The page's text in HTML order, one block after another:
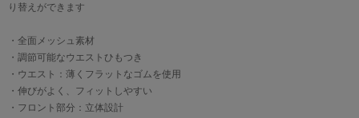
り替えができます
・全面メッシュ素材
・調節可能なウエストひもつき
・ウエスト：薄くフラットなゴムを使用
・伸びがよく、フィットしやすい
・フロント部分：立体設計